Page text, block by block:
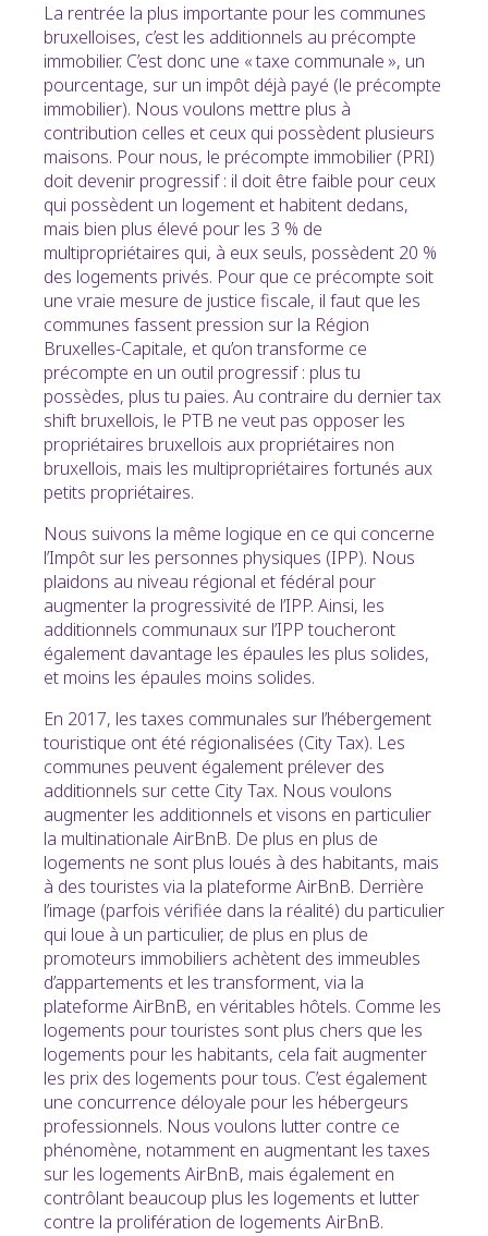
La rentrée la plus importante pour les communes
bruxelloises, c’est les additionnels au précompte
immobilier. C’est donc une « taxe communale », un
pourcentage, sur un impôt déjà payé (le précompte
immobilier). Nous voulons mettre plus à
contribution celles et ceux qui possèdent plusieurs
maisons. Pour nous, le précompte immobilier (PRI)
doit devenir progressif : il doit être faible pour ceux
qui possèdent un logement et habitent dedans,
mais bien plus élevé pour les 3 % de
multipropriétaires qui, à eux seuls, possèdent 20 %
des logements privés. Pour que ce précompte soit
une vraie mesure de justice fiscale, il faut que les
communes fassent pression sur la Région
Bruxelles-Capitale, et qu’on transforme ce
précompte en un outil progressif : plus tu
possèdes, plus tu paies. Au contraire du dernier tax
shift bruxellois, le PTB ne veut pas opposer les
propriétaires bruxellois aux propriétaires non
bruxellois, mais les multipropriétaires fortunés aux
petits propriétaires.
Nous suivons la même logique en ce qui concerne
l’Impôt sur les personnes physiques (IPP). Nous
plaidons au niveau régional et fédéral pour
augmenter la progressivité de l’IPP. Ainsi, les
additionnels communaux sur l’IPP toucheront
également davantage les épaules les plus solides,
et moins les épaules moins solides.
En 2017, les taxes communales sur l’hébergement
touristique ont été régionalisées (City Tax). Les
communes peuvent également prélever des
additionnels sur cette City Tax. Nous voulons
augmenter les additionnels et visons en particulier
la multinationale AirBnB. De plus en plus de
logements ne sont plus loués à des habitants, mais
à des touristes via la plateforme AirBnB. Derrière
l’image (parfois vérifiée dans la réalité) du particulier
qui loue à un particulier, de plus en plus de
promoteurs immobiliers achètent des immeubles
d’appartements et les transforment, via la
plateforme AirBnB, en véritables hôtels. Comme les
logements pour touristes sont plus chers que les
logements pour les habitants, cela fait augmenter
les prix des logements pour tous. C’est également
une concurrence déloyale pour les hébergeurs
professionnels. Nous voulons lutter contre ce
phénomène, notamment en augmentant les taxes
sur les logements AirBnB, mais également en
contrôlant beaucoup plus les logements et lutter
contre la prolifération de logements AirBnB.